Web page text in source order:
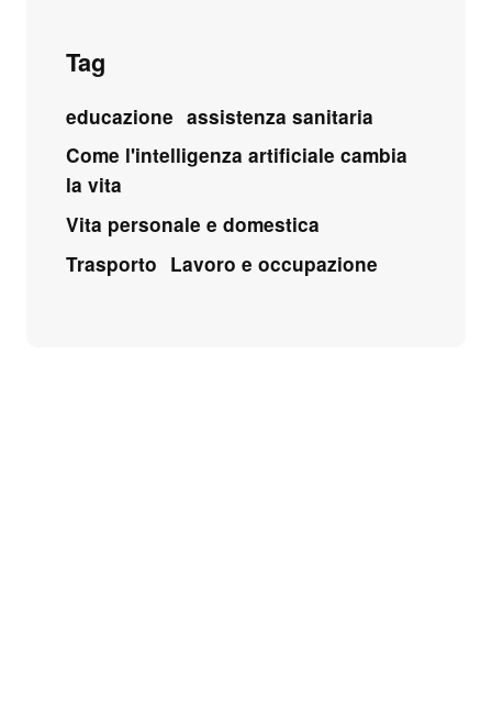
Tag
educazione assistenza sanitaria
Come l'intelligenza artificiale cambia
la vita
Vita personale e domestica
Trasporto Lavoro e occupazione